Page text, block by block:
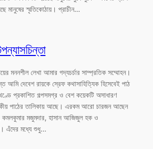
মানুষের স্মৃতিকোঠায়। প্রাচীন…
মননশীল লেখা আমার গদ্যচর্চার সাম্প্রতিক সম্মোহন।
আমি দেবেশ রায়কে স্রেফ কথাসাহিত্যিক হিসেবেই পাঠ
প্রকাশিত গল্পসমগ্র ও বেশ কয়েকটি অসাধারণ
পাঠের তালিকায় আছে। এরকম আরো চারজন আছেন
কমলকুমার মজুমদার, হাসান আজিজুল হক ও
এঁদের মধ্যে শুধু…